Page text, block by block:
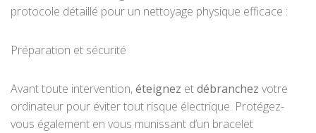
protocole détaillé pour un nettoyage physique efficace :
Préparation et sécurité
Avant toute intervention,éteignez etdébranchez votre
ordinateur pour éviter tout risque électrique. Protégez-
vous également en vous munissant d’un bracelet